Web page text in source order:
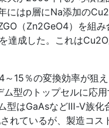
にはp層にNa添加の
（Zn2GeO4）を組
達成した。これは
～15％の変換効率が狙
ム型のトップセルに応
型はGaAsなどⅢ-Ⅴ族化
れているが、製造コス